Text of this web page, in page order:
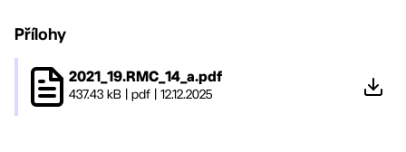
Přílohy
2021_19.RMC_14_a.pdf
437.43 kB pdf 12.12.2025